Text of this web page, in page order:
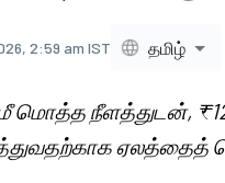
2:59 am IST தமிழ்
மொத்த நீளத்துடன்,
ஏலத்தைத்